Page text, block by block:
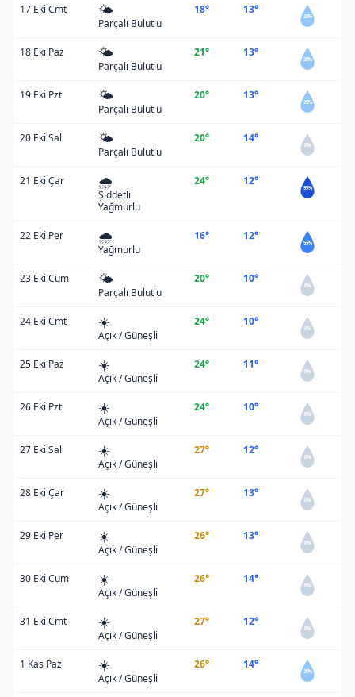
17 Eki Cmt 🌤️
Parçalı Bulutlu
18° 13°
20%
18 Eki Paz 🌤️
Parçalı Bulutlu
21° 13°
20%
19 Eki Pzt 🌤️
Parçalı Bulutlu
20° 13°
20%
20 Eki Sal 🌤️
Parçalı Bulutlu
20° 14°
0%
21 Eki Çar 🌧️
Şiddetli
Yağmurlu
24° 12°
95%
22 Eki Per 🌧️
Yağmurlu
16° 12°
55%
23 Eki Cum 🌤️
Parçalı Bulutlu
20° 10°
0%
24 Eki Cmt ☀️
Açık / Güneşli
24° 10°
0%
25 Eki Paz ☀️
Açık / Güneşli
24° 11°
0%
26 Eki Pzt ☀️
Açık / Güneşli
24° 10°
0%
27 Eki Sal ☀️
Açık / Güneşli
27° 12°
0%
28 Eki Çar ☀️
Açık / Güneşli
27° 13°
0%
29 Eki Per ☀️
Açık / Güneşli
26° 13°
0%
30 Eki Cum ☀️
Açık / Güneşli
26° 14°
0%
31 Eki Cmt ☀️
Açık / Güneşli
27° 12°
0%
1 Kas Paz ☀️
Açık / Güneşli
26° 14°
20%